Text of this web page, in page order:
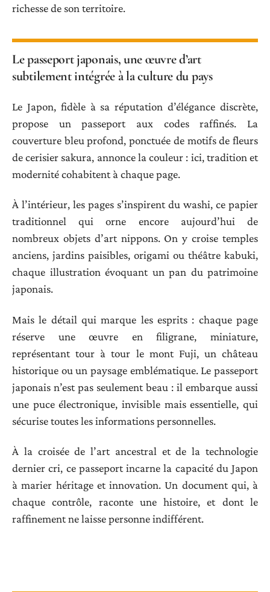
richesse de son territoire.
Le passeport japonais, une œuvre d’art
subtilement intégrée à la culture du pays
Le Japon, fidèle à sa réputation d’élégance discrète,
propose un passeport aux codes raffinés. La
couverture bleu profond, ponctuée de motifs de fleurs
de cerisier sakura, annonce la couleur : ici, tradition et
modernité cohabitent à chaque page.
À l’intérieur, les pages s’inspirent du washi, ce papier
traditionnel qui orne encore aujourd’hui de
nombreux objets d’art nippons. On y croise temples
anciens, jardins paisibles, origami ou théâtre kabuki,
chaque illustration évoquant un pan du patrimoine
japonais.
Mais le détail qui marque les esprits : chaque page
réserve une œuvre en filigrane, miniature,
représentant tour à tour le mont Fuji, un château
historique ou un paysage emblématique. Le passeport
japonais n’est pas seulement beau : il embarque aussi
une puce électronique, invisible mais essentielle, qui
sécurise toutes les informations personnelles.
À la croisée de l’art ancestral et de la technologie
dernier cri, ce passeport incarne la capacité du Japon
à marier héritage et innovation. Un document qui, à
chaque contrôle, raconte une histoire, et dont le
raffinement ne laisse personne indifférent.